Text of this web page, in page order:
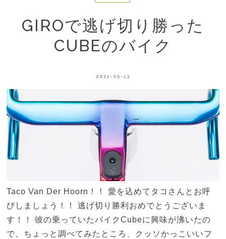
GIROで逃げ切り勝った
CUBEのバイク
2021-05-13
Taco Van Der Hoorn！！ 愛を込めてタコさんとお呼
びしましょう！！ 逃げ切り勝利おめでとうございま
す！！ 彼の乗っていたバイクCubeに興味が沸いたの
で、ちょっと調べてみたところ、クッソかっこいいフ